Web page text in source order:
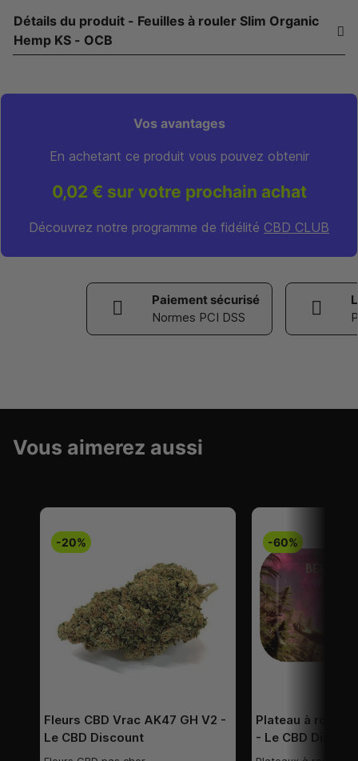
Détails du produit - Feuilles à rouler Slim Organic
Hemp KS - OCB
Vos avantages
En achetant ce produit vous pouvez obtenir
0,02 € sur votre prochain achat
Découvrez notre programme de fidélité CBD CLUB
Paiement sécurisé
Normes PCI DSS
Vous aimerez aussi
-20%
Fleurs CBD Vrac AK47 GH V2 -
Le CBD Discount
-60%
Plateau à rouler
- Le CBD